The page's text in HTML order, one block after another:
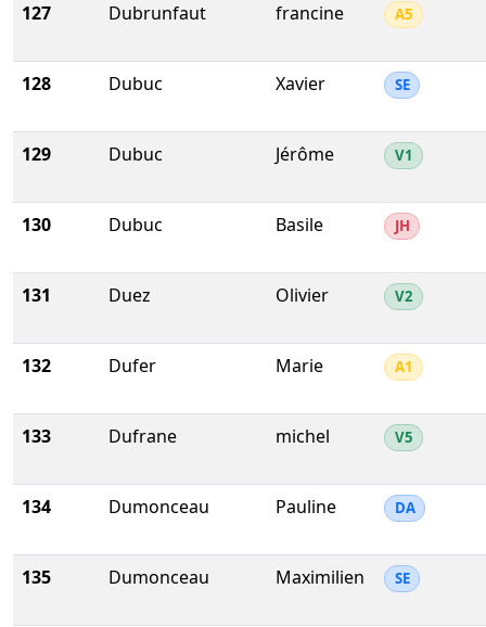
127 Dubrunfaut francine A5
128 Dubuc Xavier SE
129 Dubuc Jérôme V1
130 Dubuc Basile JH
131 Duez Olivier V2
132 Dufer Marie A1
133 Dufrane michel V5
134 Dumonceau Pauline DA
135 Dumonceau Maximilien SE